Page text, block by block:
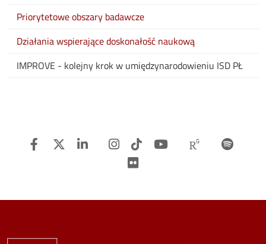
Priorytetowe obszary badawcze
Działania wspierające doskonałość naukową
IMPROVE - kolejny krok w umiędzynarodowieniu ISD PŁ
Facebook
Twitter LinkedinInstagram
TiTok Youtube